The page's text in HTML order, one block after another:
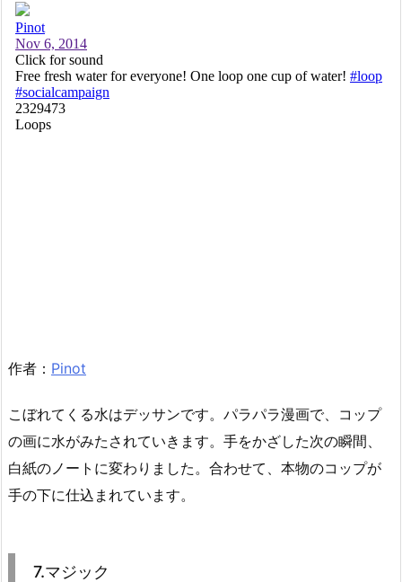
作者： Pinot
こぼれてくる水はデッサンです。パラパラ漫画で、コップ
の画に水がみたされていきます。手をかざした次の瞬間、
白紙のノートに変わりました。合わせて、本物のコップが
手の下に仕込まれています。
7.マジック